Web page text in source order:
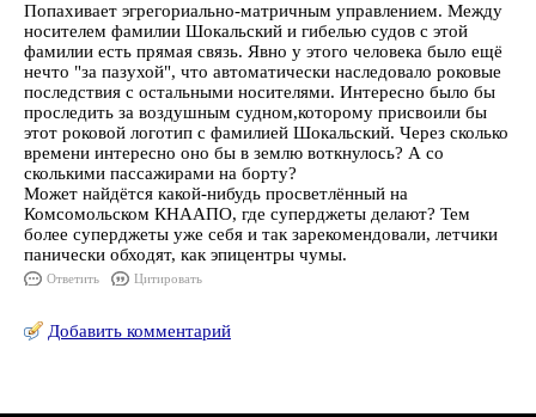
Попахивает эгрегориально-матричным управлением. Между
носителем фамилии Шокальский и гибелью судов с этой
фамилии есть прямая связь. Явно у этого человека было ещё
нечто "за пазухой", что автоматически наследовало роковые
последствия с остальными носителями. Интересно было бы
проследить за воздушным судном,которому присвоили бы
этот роковой логотип с фамилией Шокальский. Через сколько
времени интересно оно бы в землю воткнулось? А со
сколькими пассажирами на борту?
Может найдётся какой-нибудь просветлённый на
Комсомольском КНААПО, где суперджеты делают? Тем
более суперджеты уже себя и так зарекомендовали, летчики
панически обходят, как эпицентры чумы.
Ответить Цитировать
Добавить комментарий